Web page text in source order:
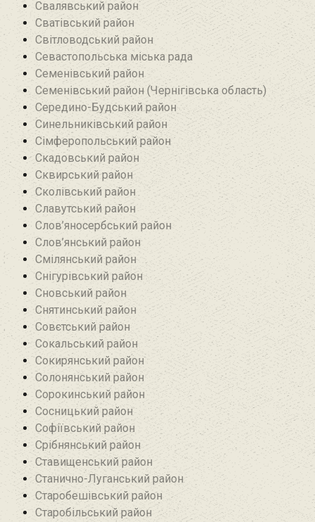
Свалявський район
Сватівський район
Світловодський район
Севастопольська міська рада
Семенівський район
Семенівський район (Чернігівська область)
Середино-Будський район
Синельниківський район
Сімферопольський район
Скадовський район
Сквирський район
Сколівський район
Славутський район
Слов’яносербський район
Слов’янський район
Смілянський район
Снігурівський район‎
Сновський район
Снятинський район
Совєтський район
Сокальський район
Сокирянський район
Солонянський район
Сорокинський район
Сосницький район
Софіївський район
Срібнянський район‎
Ставищенський район
Станично-Луганський район‎
Старобешівський район‎
Старобільський район